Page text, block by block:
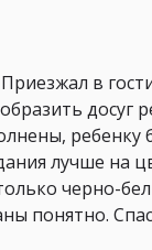
в
досуг
ребенку
лучше на
черно-
понятно.